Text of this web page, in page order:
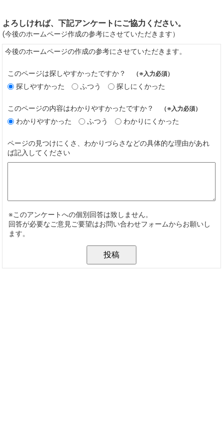
よろしければ、下記アンケートにご協力ください。
(今後のホームページ作成の参考にさせていただきます）
今後のホームページの作成の参考にさせていただきます。
このページは探しやすかったですか？ （※入力必須）
探しやすかった ふつう 探しにくかった
このページの内容はわかりやすかったですか？ （※入力必須）
わかりやすかった ふつう わかりにくかった
ページの見つけにくさ、わかりづらさなどの具体的な理由があれ
ば記入してください
※このアンケートへの個別回答は致しません。
回答が必要なご意見ご要望はお問い合わせフォームからお願いし
ます。